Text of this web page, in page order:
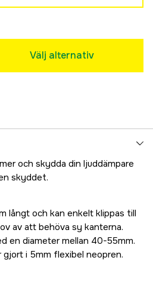
Välj alternativ
och skydda din ljuddämpare
skyddet.
långt och kan enkelt klippas till
av att behöva sy kanterna.
en diameter mellan 40-55mm.
gjort i 5mm flexibel neopren.